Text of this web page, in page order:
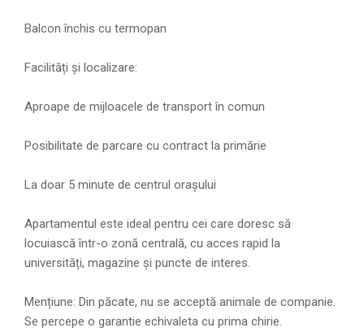
Balcon închis cu termopan
Facilități și localizare:
Aproape de mijloacele de transport în comun
Posibilitate de parcare cu contract la primărie
La doar 5 minute de centrul orașului
Apartamentul este ideal pentru cei care doresc să
locuiască într-o zonă centrală, cu acces rapid la
universități, magazine și puncte de interes.
Mențiune: Din păcate, nu se acceptă animale de companie.
Se percepe o garantie echivaleta cu prima chirie.